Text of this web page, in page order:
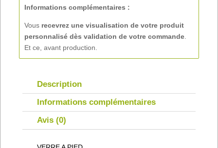
Ø4
CM
Informations complémentaires :
Vous recevrez une visualisation de votre produit
personnalisé dès validation de votre commande
Et ce, avant production.
Description
Informations complémentaires
Avis (0)